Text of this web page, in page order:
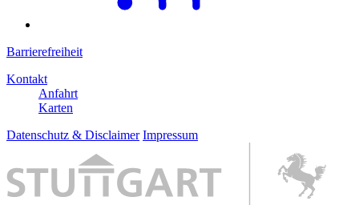
Barrierefreiheit
Kontakt
Anfahrt
Karten
Datenschutz & Disclaimer Impressum